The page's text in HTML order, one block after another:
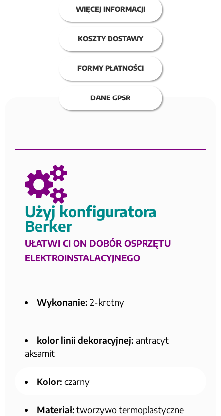
WIĘCEJ INFORMACJI
KOSZTY DOSTAWY
FORMY PŁATNOŚCI
DANE GPSR
Użyj konfiguratora
Berker
UŁATWI CI ON DOBÓR OSPRZĘTU
ELEKTROINSTALACYJNEGO
Wykonanie: 2-krotny
kolor linii dekoracyjnej: antracyt
aksamit
Kolor: czarny
Materiał: tworzywo termoplastyczne